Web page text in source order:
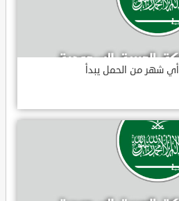
شهر من الحمل يبدأ